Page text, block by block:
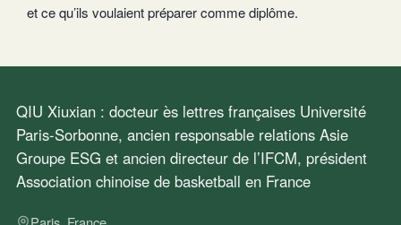
et ce qu’ils voulaient préparer comme diplôme.
QIU Xiuxian : docteur ès lettres françaises Université
Paris-Sorbonne, ancien responsable relations Asie
Groupe ESG et ancien directeur de l’IFCM, président
Association chinoise de basketball en France